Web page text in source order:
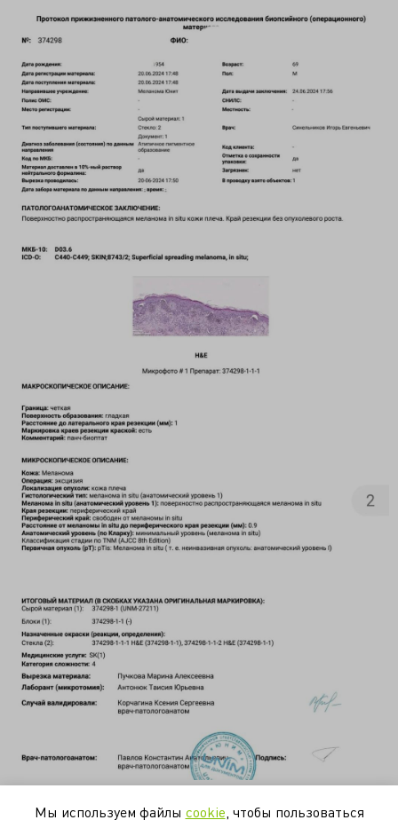
Мы используем файлы cookie , чтобы пользоваться